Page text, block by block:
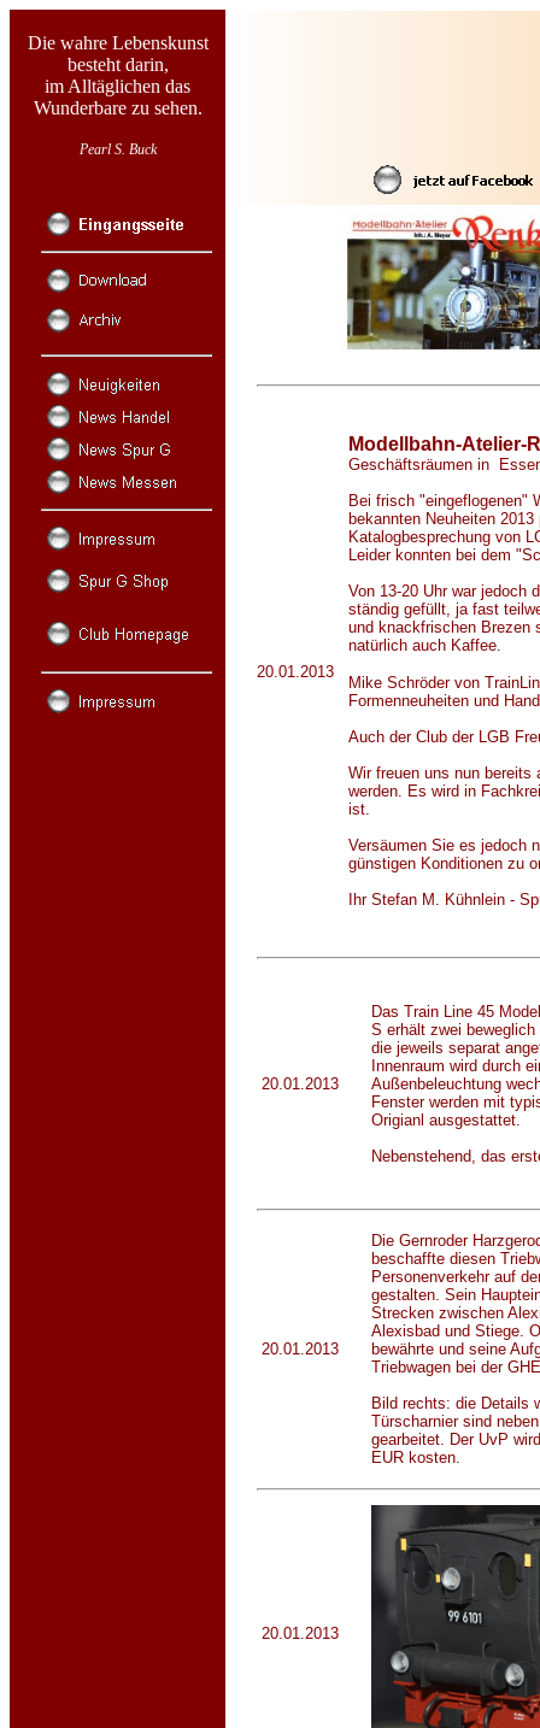
Die wahre Lebenskunst
besteht darin,
im Alltäglichen das
Wunderbare zu sehen.
Pearl S. Buck
20.01.2013
Modellbahn-Atelier-
Geschäftsräumen in
Bei frisch "eingeflogenen"
bekannten Neuheiten
Katalogbesprechung von
Leider konnten bei dem
Von 13-20 Uhr war jedoch
ständig gefüllt, ja fast
und knackfrischen Brezen
natürlich auch Kaffee.
Mike Schröder von
Formenneuheiten und
Auch der Club der LGB
Wir freuen uns nun bereits
werden. Es wird in
ist.
Versäumen Sie es jedoch
günstigen Konditionen zu
Ihr Stefan M. Kühnlein -
20.01.2013
Das Train Line 45
S erhält zwei
die jeweils separat
Innenraum wird durch
Außenbeleuchtung
Fenster werden mit
Origianl ausgestattet.
Nebenstehend, das
20.01.2013
Die Gernroder
beschaffte diesen
Personenverkehr auf
gestalten. Sein
Strecken zwischen
Alexisbad und Stiege.
bewährte und seine
Triebwagen bei der
Bild rechts: die Details
Türscharnier sind
gearbeitet. Der UvP
EUR kosten.
20.01.2013